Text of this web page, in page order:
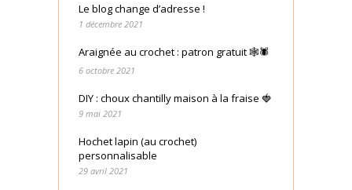
Le blog change d’adresse !
1 décembre 2021
Araignée au crochet : patron gratuit 🕸🕷
6 octobre 2021
DIY : choux chantilly maison à la fraise 🍓
9 mai 2021
Hochet lapin (au crochet)
personnalisable
29 avril 2021